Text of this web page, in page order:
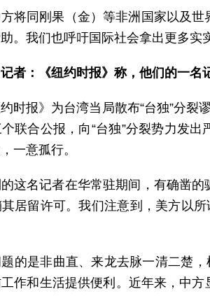
将同刚果（金）等非洲国家以及
。我们也呼吁国际社会拿出更多
者：《纽约时报》称，他们的一
时报》为台湾当局散布“台独”分裂
联合公报，向“台独”分裂势力发
一意孤行。
这名记者在华常驻期间，有确凿
居留许可。我们注意到，美方以
的是非曲直、来龙去脉一清二楚
作和生活提供便利。近年来，中